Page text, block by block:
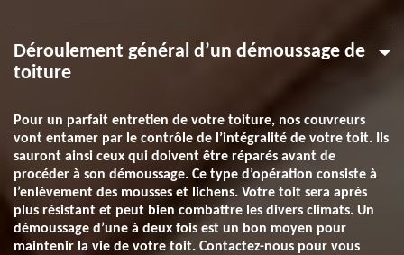
Déroulement général d’un démoussage de
toiture
Pour un parfait entretien de votre toiture, nos couvreurs
vont entamer par le contrôle de l’intégralité de votre toit. Ils
sauront ainsi ceux qui doivent être réparés avant de
procéder à son démoussage. Ce type d’opération consiste à
l’enlèvement des mousses et lichens. Votre toit sera après
plus résistant et peut bien combattre les divers climats. Un
démoussage d’une à deux fois est un bon moyen pour
maintenir la vie de votre toit. Contactez-nous pour vous